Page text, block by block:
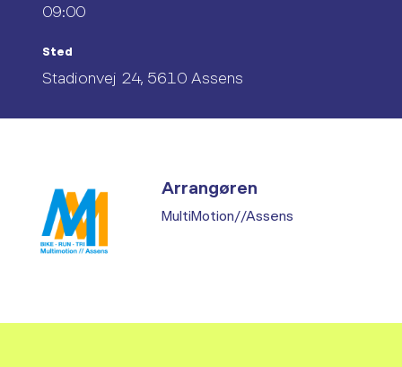
09:00
Sted
Stadionvej 24, 5610 Assens
Arrangøren
MultiMotion//Assens